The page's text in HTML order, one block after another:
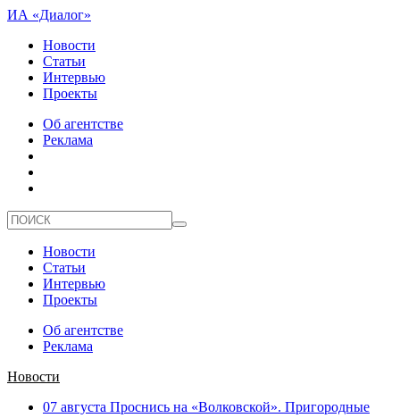
ИА «Диалог»
Новости
Статьи
Интервью
Проекты
Об агентстве
Реклама
Новости
Статьи
Интервью
Проекты
Об агентстве
Реклама
Новости
07 августа Проснись на «Волковской». Пригородные